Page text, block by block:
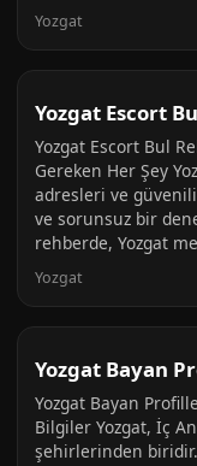
Yozgat
Yozgat Escort
Yozgat Escort Bul
Gereken Her Şey
adresleri ve
ve sorunsuz bir
rehberde, Yozgat
Yozgat
Yozgat Bayan
Yozgat Bayan
Bilgiler Yozgat, İç
şehirlerinden